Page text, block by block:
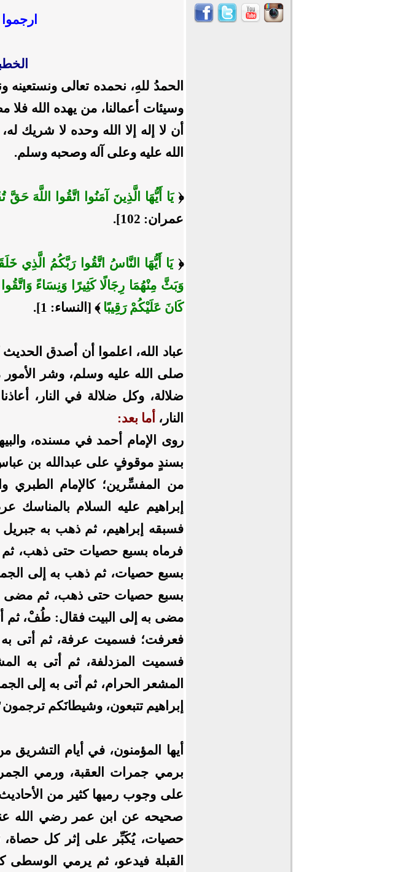
الحمدُ للهِ، نحمده تعالى
وسيئات أعمالنا، من يهده الله
أن لا إله إلا الله وحده لا
الله عليه وعلى آله وصحبه وسلم.
﴿يَا أَيُّهَا الَّذِينَ آمَنُوا اتَّقُوا اللَّهَ
عمران: 102].
﴿يَا أَيُّهَا النَّاسُ اتَّقُوا رَبَّكُمُ
وَبَثَّ مِنْهُمَا رِجَالًا كَثِيرًا وَنِسَاءً
كَانَ عَلَيْكُمْ رَقِيبًا ﴾ [النساء: 1].
عباد الله، اعلموا أن أصدق
صلى الله عليه وسلم، وشر الأمور
ضلالة، وكل ضلالة في النار،
النار، أما بعد:
روى الإمام أحمد في مسنده،
بسندٍ موقوفٍ على عبدالله بن
من المفسِّرين؛ كالإمام الطبري
إبراهيم عليه السلام
فسبقه إبراهيم، ثم ذهب به
فرماه بسبع حصيات حتى ذهب،
بسبع حصيات، ثم ذهب به إلى
بسبع حصيات حتى ذهب، ثم مضى
مضى به إلى البيت فقال: طُفْ، ثم
فعرفت؛ فسميت عرفة، ثم أتى به
فسميت المزدلفة، ثم أتى به
المشعر الحرام، ثم أتى به إلى
إبراهيم تتبعون، وشيطانَكم
أيها المؤمنون، في أيام
برمي جمرات العقبة، ورمي
على وجوب رميها كثير من
صحيحه عن ابن عمر رضي الله
حصيات، يُكَبِّر على إثر كل
القبلة فيدعو، ثم يرمي